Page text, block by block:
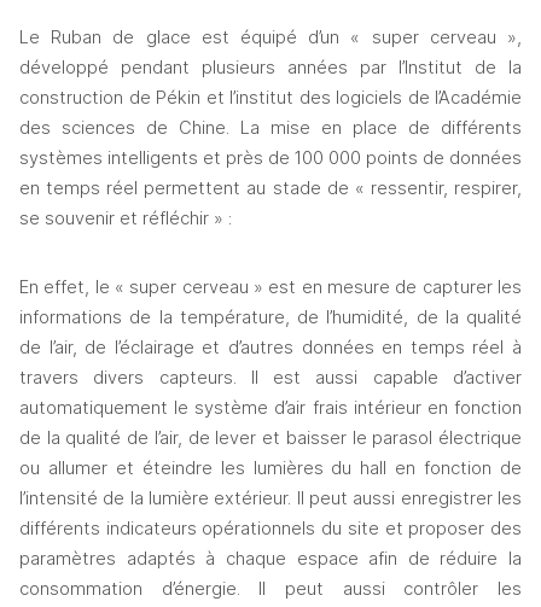
Le Ruban de glace est équipé d’un « super cerveau »,
développé pendant plusieurs années par l’Institut de la
construction de Pékin et l’institut des logiciels de l’Académie
des sciences de Chine. La mise en place de différents
systèmes intelligents et près de 100 000 points de données
en temps réel permettent au stade de « ressentir, respirer,
se souvenir et réfléchir » :
En effet, le « super cerveau » est en mesure de capturer les
informations de la température, de l’humidité, de la qualité
de l’air, de l’éclairage et d’autres données en temps réel à
travers divers capteurs. Il est aussi capable d’activer
automatiquement le système d’air frais intérieur en fonction
de la qualité de l’air, de lever et baisser le parasol électrique
ou allumer et éteindre les lumières du hall en fonction de
l’intensité de la lumière extérieur. Il peut aussi enregistrer les
différents indicateurs opérationnels du site et proposer des
paramètres adaptés à chaque espace afin de réduire la
consommation d’énergie. Il peut aussi contrôler les